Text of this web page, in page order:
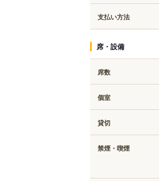
支払い方法
席・設備
席数
個室
貸切
禁煙・喫煙